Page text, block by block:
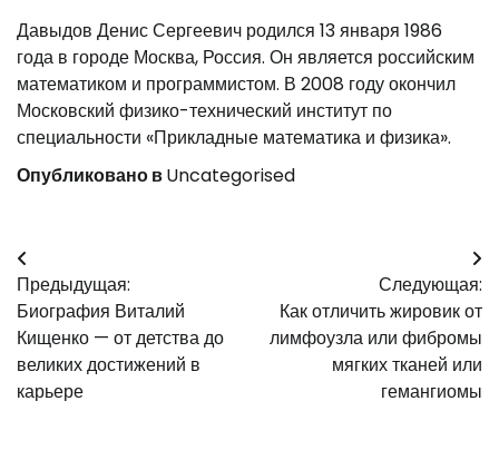
Давыдов Денис Сергеевич родился 13 января 1986
года в городе Москва, Россия. Он является российским
математиком и программистом. В 2008 году окончил
Московский физико-технический институт по
специальности «Прикладные математика и физика».
Опубликовано вUncategorised
Навигация
по
записям
Предыдущая:
Биография Виталий
Кищенко — от детства до
великих достижений в
карьере
Следующая:
Как отличить жировик от
лимфоузла или фибромы
мягких тканей или
гемангиомы